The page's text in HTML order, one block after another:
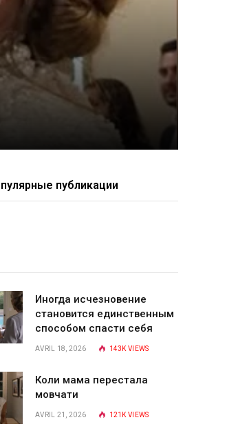
публикации
Иногда исчезновение
становится единственным
способом спасти себя
AVRIL 18, 2026 143KVIEWS
Коли мама перестала
мовчати
AVRIL 21, 2026 121KVIEWS